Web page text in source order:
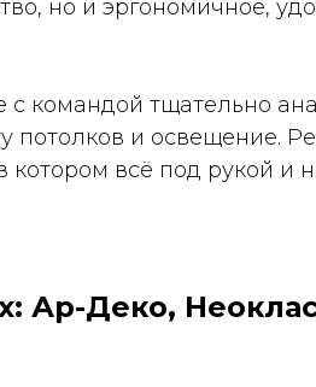
но и эргономичное,
командой тщательно
потолков и освещение.
котором всё под рукой и
Ар-Деко,